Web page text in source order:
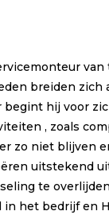
breiden zich
hij voor
, zoals
zo niet blijven
uitstekend
te
het bedrijf en